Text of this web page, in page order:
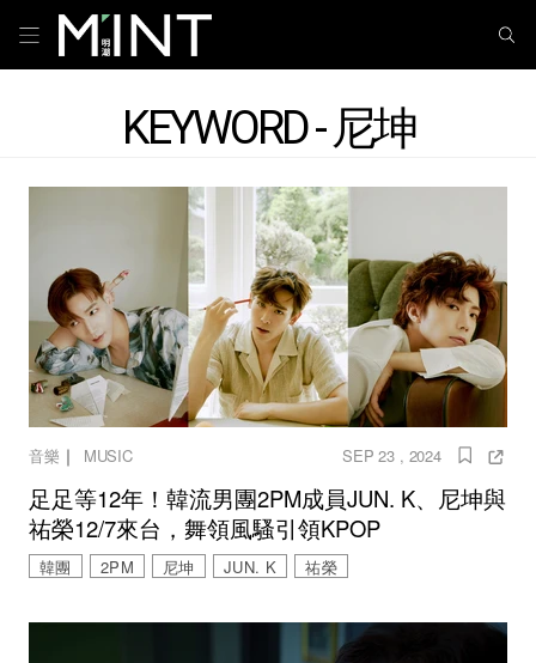
KEYWORD - 尼坤
音樂 ｜ MUSIC SEP 23 , 2024
足足等12年！韓流男團2PM成員JUN. K、尼坤與
祐榮12/7來台，舞領風騷引領KPOP
韓團 2PM 尼坤 JUN. K 祐榮